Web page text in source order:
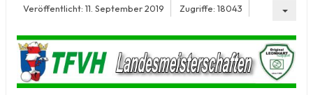
Veröffentlicht: 11. September 2019 Zugriffe: 18043